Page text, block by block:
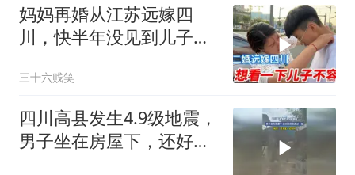
妈妈再婚从江苏远嫁四
川，快半年没见到儿子
三十六贱笑
四川高县发生4.9级地震，
男子坐在房屋下，还好跑